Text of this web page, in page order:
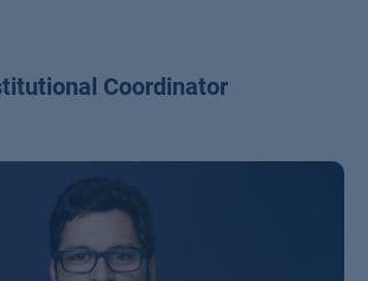
Coordinator